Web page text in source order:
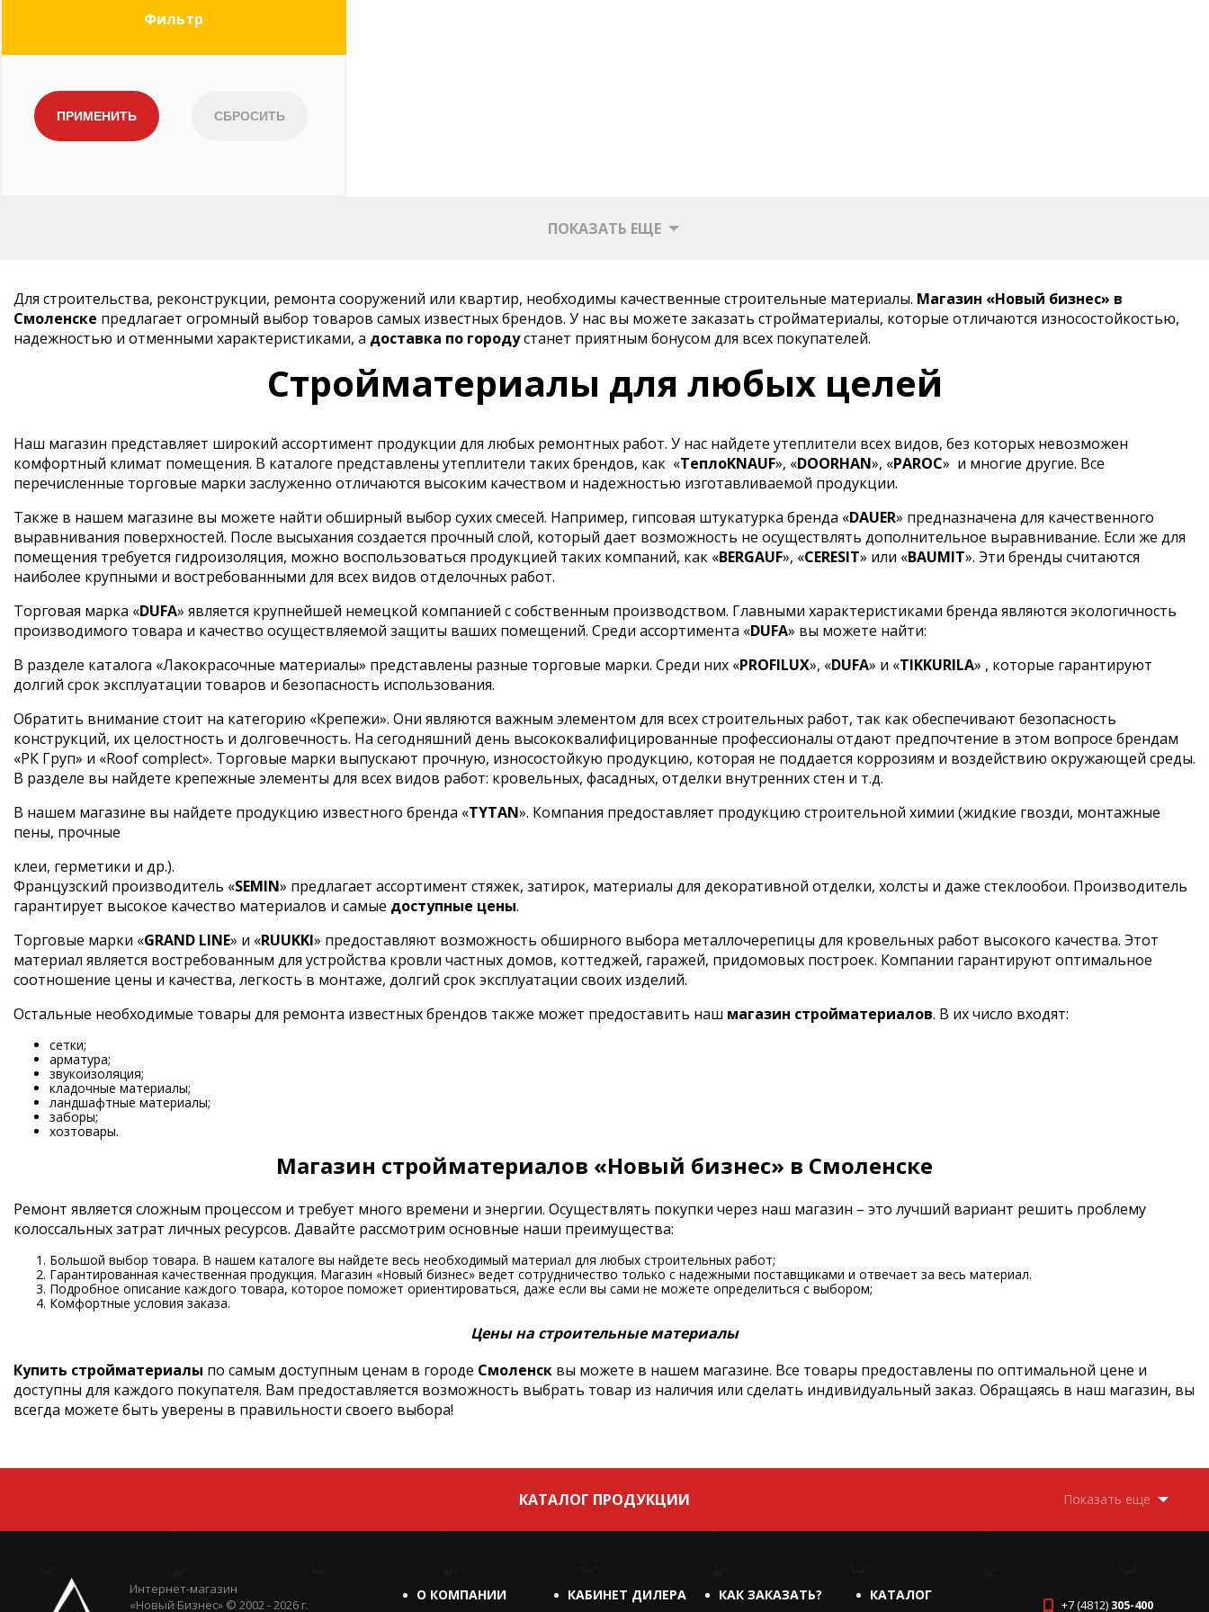
Фильтр
ПОКАЗАТЬ ЕЩЕ
Для строительства, реконструкции, ремонта сооружений или квартир, необходимы качественные строительные материалы. Магазин «Новый бизнес» в
Смоленске предлагает огромный выбор товаров самых известных брендов. У нас вы можете заказать стройматериалы, которые отличаются износостойкостью,
надежностью и отменными характеристиками, а доставка по городустанет приятным бонусом для всех покупателей.
Стройматериалы для любых целей
Наш магазин представляет широкий ассортимент продукции для любых ремонтных работ. У нас найдете утеплители всех видов, без которых невозможен
комфортный климат помещения. В каталоге представлены утеплители таких брендов, как «ТеплоKNAUF», «DOORHAN», «PAROC» и многие другие. Все
перечисленные торговые марки заслуженно отличаются высоким качеством и надежностью изготавливаемой продукции.
Также в нашем магазине вы можете найти обширный выбор сухих смесей. Например, гипсовая штукатурка бренда «DAUER» предназначена для качественного
выравнивания поверхностей. После высыхания создается прочный слой, который дает возможность не осуществлять дополнительное выравнивание. Если же для
помещения требуется гидроизоляция, можно воспользоваться продукцией таких компаний, как «BERGAUF», «CERESIT» или «BAUMIT». Эти бренды считаются
наиболее крупными и востребованными для всех видов отделочных работ.
Торговая марка «DUFA» является крупнейшей немецкой компанией с собственным производством. Главными характеристиками бренда являются экологичность
производимого товара и качество осуществляемой защиты ваших помещений. Среди ассортимента «DUFA» вы можете найти:
В разделе каталога «Лакокрасочные материалы» представлены разные торговые марки. Среди них «PROFILUX», «DUFA» и «TIKKURILA» , которые гарантируют
долгий срок эксплуатации товаров и безопасность использования.
Обратить внимание стоит на категорию «Крепежи». Они являются важным элементом для всех строительных работ, так как обеспечивают безопасность
конструкций, их целостность и долговечность. На сегодняшний день высококвалифицированные профессионалы отдают предпочтение в этом вопросе брендам
«РК Груп» и «Roof complect». Торговые марки выпускают прочную, износостойкую продукцию, которая не поддается коррозиям и воздействию окружающей среды.
В разделе вы найдете крепежные элементы для всех видов работ: кровельных, фасадных, отделки внутренних стен и т.д.
В нашем магазине вы найдете продукцию известного бренда «TYTAN». Компания предоставляет продукцию строительной химии (жидкие гвозди, монтажные
пены, прочные
клеи, герметики и др.).
Французский производитель «SEMIN» предлагает ассортимент стяжек, затирок, материалы для декоративной отделки, холсты и даже стеклообои. Производитель
гарантирует высокое качество материалов и самые доступные цены.
Торговые марки «GRAND LINE» и «RUUKKI» предоставляют возможность обширного выбора металлочерепицы для кровельных работ высокого качества. Этот
материал является востребованным для устройства кровли частных домов, коттеджей, гаражей, придомовых построек. Компании гарантируют оптимальное
соотношение цены и качества, легкость в монтаже, долгий срок эксплуатации своих изделий.
Остальные необходимые товары для ремонта известных брендов также может предоставить наш магазин стройматериалов. В их число входят:
сетки;
арматура;
звукоизоляция;
кладочные материалы;
ландшафтные материалы;
заборы;
хозтовары.
Магазин стройматериалов «Новый бизнес» в Смоленске
Ремонт является сложным процессом и требует много времени и энергии. Осуществлять покупки через наш магазин – это лучший вариант решить проблему
колоссальных затрат личных ресурсов. Давайте рассмотрим основные наши преимущества:
Большой выбор товара. В нашем каталоге вы найдете весь необходимый материал для любых строительных работ;
Гарантированная качественная продукция. Магазин «Новый бизнес» ведет сотрудничество только с надежными поставщиками и отвечает за весь материал.
Подробное описание каждого товара, которое поможет ориентироваться, даже если вы сами не можете определиться с выбором;
Комфортные условия заказа.
Цены на строительные материалы
Купить стройматериалы по самым доступным ценам в городе Смоленск вы можете в нашем магазине. Все товары предоставлены по оптимальной цене и
доступны для каждого покупателя. Вам предоставляется возможность выбрать товар из наличия или сделать индивидуальный заказ. Обращаясь в наш магазин, вы
всегда можете быть уверены в правильности своего выбора!
КАТАЛОГ ПРОДУКЦИИ Показать еще
Интернет-магазин
«Новый Бизнес» © 2002 - 2026 г.
О КОМПАНИИ КАБИНЕТ ДИЛЕРА КАК ЗАКАЗАТЬ? КАТАЛОГ
+7 (4812) 305-400